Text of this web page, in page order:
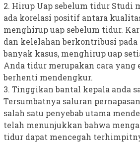
2. Hirup Uap sebelum tidur Studi
ada korelasi positif antara
menghirup uap sebelum tidur.
dan kelelahan berkontribusi
banyak kasus, menghirup uap
Anda tidur merupakan cara
berhenti mendengkur.
3. Tinggikan bantal kepala anda
Tersumbatnya saluran
salah satu penyebab utama
telah menunjukkan bahwa
tidur dapat mencegah